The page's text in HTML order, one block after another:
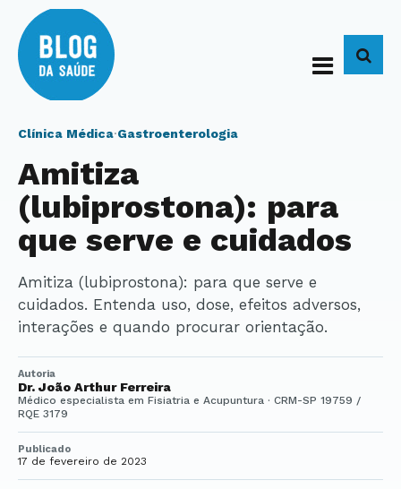
Clínica Médica·Gastroenterologia
Amitiza
(lubiprostona): para
que serve e cuidados
Amitiza (lubiprostona): para que serve e
cuidados. Entenda uso, dose, efeitos adversos,
interações e quando procurar orientação.
Autoria
Dr. João Arthur Ferreira
Médico especialista em Fisiatria e Acupuntura · CRM-SP 19759 /
RQE 3179
Publicado
17 de fevereiro de 2023